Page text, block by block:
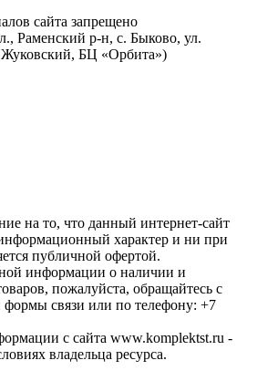
сайта запрещено
Раменский р-н, с. Быково, ул.
Жуковский, БЦ «Орбита»)
на то, что данный интернет-сайт
характер и ни при
публичной офертой.
информации о наличии и
пожалуйста, обращайтесь с
связи или по телефону: +7
с сайта www.komplektst.ru -
владельца ресурса.